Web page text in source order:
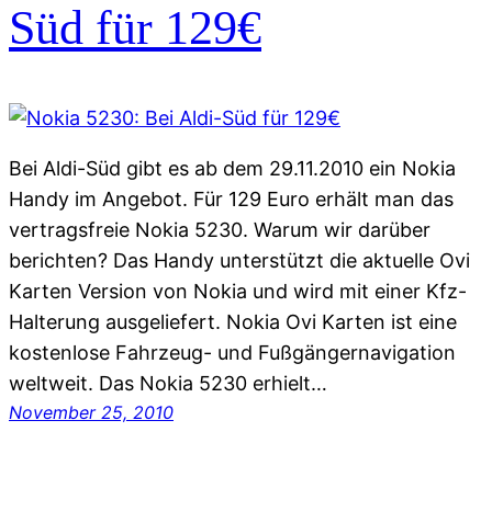
Süd für 129€
Bei Aldi-Süd gibt es ab dem 29.11.2010 ein Nokia
Handy im Angebot. Für 129 Euro erhält man das
vertragsfreie Nokia 5230. Warum wir darüber
berichten? Das Handy unterstützt die aktuelle Ovi
Karten Version von Nokia und wird mit einer Kfz-
Halterung ausgeliefert. Nokia Ovi Karten ist eine
kostenlose Fahrzeug- und Fußgängernavigation
weltweit. Das Nokia 5230 erhielt…
November 25, 2010